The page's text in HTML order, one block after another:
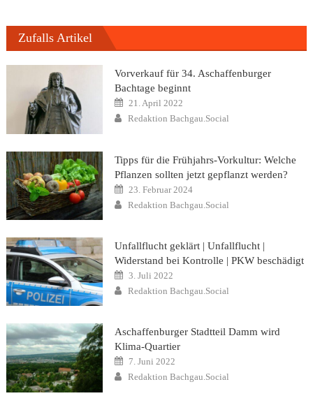
Zufalls Artikel
Vorverkauf für 34. Aschaffenburger
Bachtage beginnt
Posted
on
21. April 2022
Author
Redaktion Bachgau.Social
Tipps für die Frühjahrs-Vorkultur: Welche
Pflanzen sollten jetzt gepflanzt werden?
Posted
on
23. Februar 2024
Author
Redaktion Bachgau.Social
Unfallflucht geklärt | Unfallflucht |
Widerstand bei Kontrolle | PKW beschädigt
Posted
on
3. Juli 2022
Author
Redaktion Bachgau.Social
Aschaffenburger Stadtteil Damm wird
Klima-Quartier
Posted
on
7. Juni 2022
Author
Redaktion Bachgau.Social